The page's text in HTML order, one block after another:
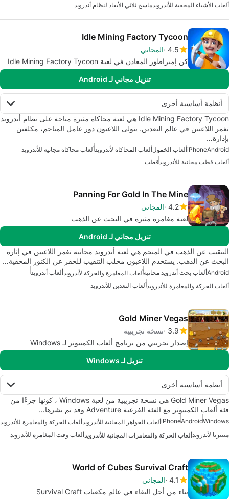
ألعاب الأشياء المخفية للأندرويدماسح ثلاثي الأبعاد لنظام أندرويد
Idle Mining Factory Tycoon
4.5 المجاني
كن إمبراطور المعادن في لعبة Idle Mining Factory Tycoon
تنزيل مجاني لـ Android
أنظمة أساسية أخرى
Idle Mining Factory Tycoon هي لعبة محاكاة مثيرة متاحة على نظام أندرويد
تغمر اللاعبين في عالم التعدين. يتولى اللاعبون دور عامل المناجم، مكلفين
بإدارة…
Android
iPhoneألعاب الخمولألعاب المحاكاة لأندرويدألعاب محاكاة مجانية للأندرويد
ألعاب قطب مجانية للأندرويد قطب
Panning For Gold In The Mine
4.2 المجاني
لعبة مغامرة مثيرة في البحث عن الذهب
تنزيل مجاني لـ Android
التنقيب عن الذهب في المنجم هي لعبة أندرويد مجانية تغمر اللاعبين في إثارة
البحث عن الذهب. يستخدم اللاعبون مخلب التنقيب للحفر عن الكنوز المخفية…
Androidألعاب بحث أندرويد مجانيةألعاب المغامرة والحركة لأندرويدألعاب أندرويد
ألعاب الحركة والمغامرة للأندرويدألعاب التعدين للأندرويد
Gold Miner Vegas
3.9 نسخة تجريبية
إصدار تجريبي من برنامج ألعاب الكمبيوتر لـ Windows
تنزيل لـ Windows
أنظمة أساسية أخرى
Gold Miner Vegas هي نسخة تجريبية من لعبة Windows ، كونها جزءًا من
فئة ألعاب الكمبيوتر مع الفئة الفرعية Adventure وقد تم نشرها…
Windows
Android
iPhoneألعاب الجواهر المجانية للأندرويدألعاب الحركة والمغامرة للأندرويد
مينيريا لأندرويدألعاب الحركة والمغامرات المجانية للأندرويدألعاب وقت المغامرة للأندرويد
World of Cubes Survival Craft
4.1 المجاني
بناء من أجل البقاء في عالم مكعبات Survival Craft